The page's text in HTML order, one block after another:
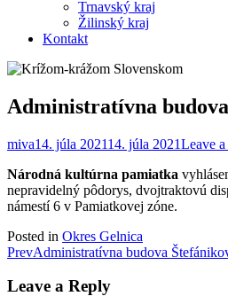
Trnavský kraj
Žilinský kraj
Kontakt
Administratívna
miva14. júla 202114. júla 2021Leave
Národná kultúrna pamiatka
nepravidelný pôdorys, dvojtraktovú
námestí 6 v Pamiatkovej zóne.
Posted in Okres Gelnica
Post
navigation
PrevAdministratívna budova
Leave a Reply